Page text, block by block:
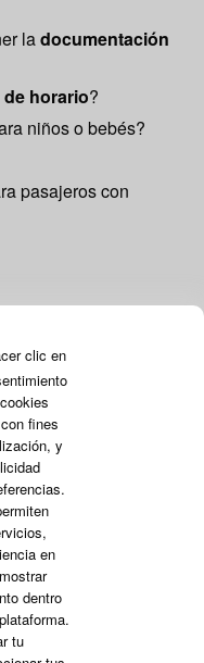
ladocumentación
horario?
niños o bebés?
pasajeros con
a un vuelo
de extranjeros
de extranjeros
de extranjeros
Ceuta y Melilla
en equipaje de
clic en
fines
y
en
dentro
tu